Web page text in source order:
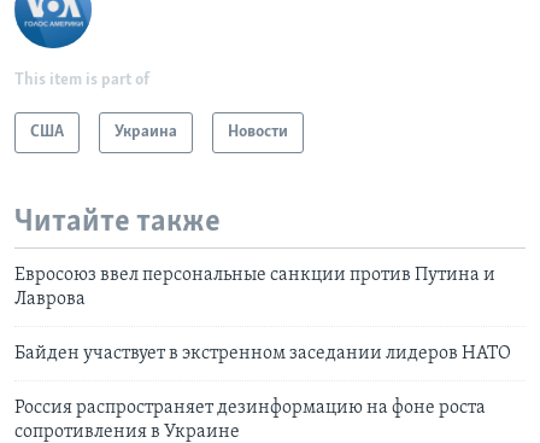
This item is part of
США Украина Новости
Читайте также
Евросоюз ввел персональные санкции против Путина и
Лаврова
Байден участвует в экстренном заседании лидеров НАТО
Россия распространяет дезинформацию на фоне роста
сопротивления в Украине